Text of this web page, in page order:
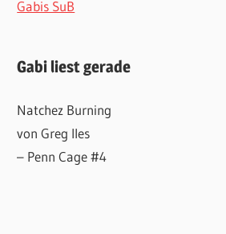
Gabis SuB
Gabi liest gerade
Natchez Burning
von Greg Iles
– Penn Cage #4